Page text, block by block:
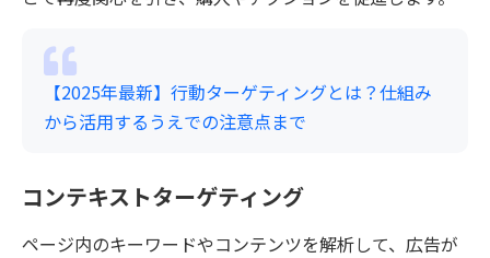
【2025年最新】行動ターゲティングとは？仕組み
から活用するうえでの注意点まで
コンテキストターゲティング
ページ内のキーワードやコンテンツを解析して、広告が